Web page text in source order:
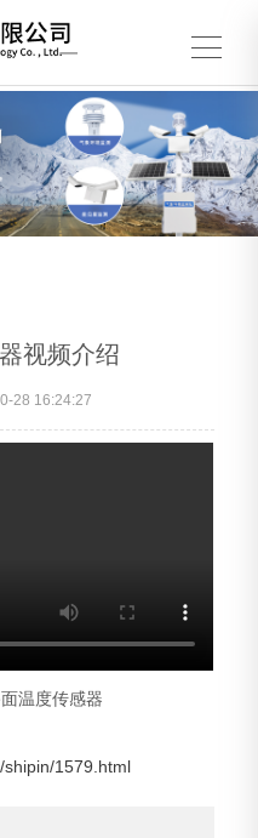
视频介绍
28 16:24:27
温度传感器
shipin/1579.html